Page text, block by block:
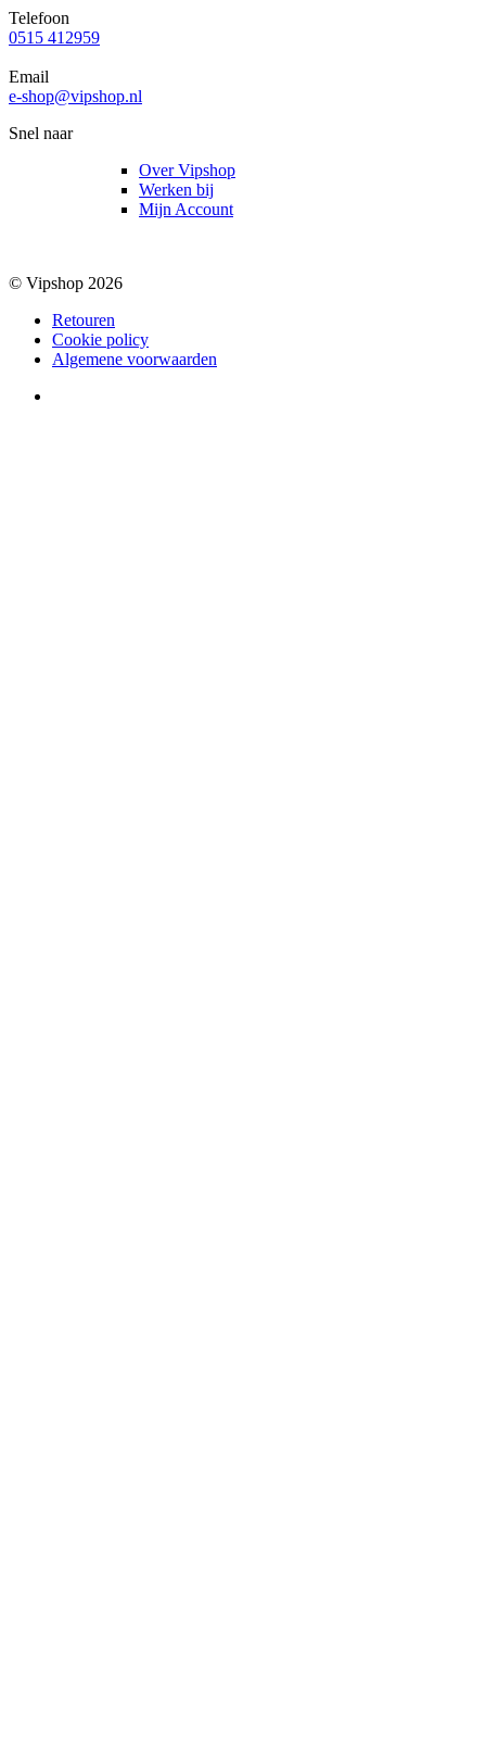
Telefoon
0515 412959
Email
e-shop@vipshop.nl
Snel naar
Over Vipshop
Werken bij
Mijn Account
© Vipshop 2026
Retouren
Cookie policy
Algemene voorwaarden